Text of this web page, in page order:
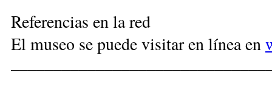
Re­fe­ren­cias en la red
El museo se puede visitar en línea en